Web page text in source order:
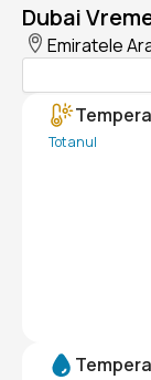
Dubai
Emiratele
Tot anul